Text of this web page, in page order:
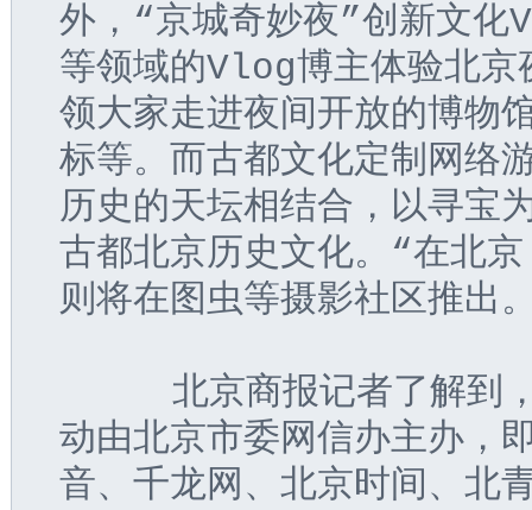
外，“京城奇妙夜”创新文
等领域的Vlog博主体验北
领大家走进夜间开放的博物
标等。而古都文化定制网络
历史的天坛相结合，以寻宝
古都北京历史文化。“在北
则将在图虫等摄影社区推出
北京商报记者了解到，
动由北京市委网信办主办，
音、千龙网、北京时间、北